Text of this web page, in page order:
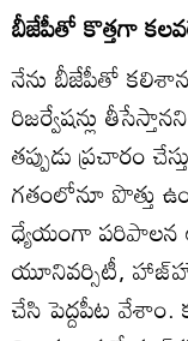
బీజేపీతో కొత్తగా
నేను బీజేపీతో
రిజర్వేషన్లు
తప్పుడు ప్రచారం
గతంలోనూ పొత్తు
ధ్యేయంగా
యూనివర్సిటీ,
చేసి పెద్దపీట వేశాం.